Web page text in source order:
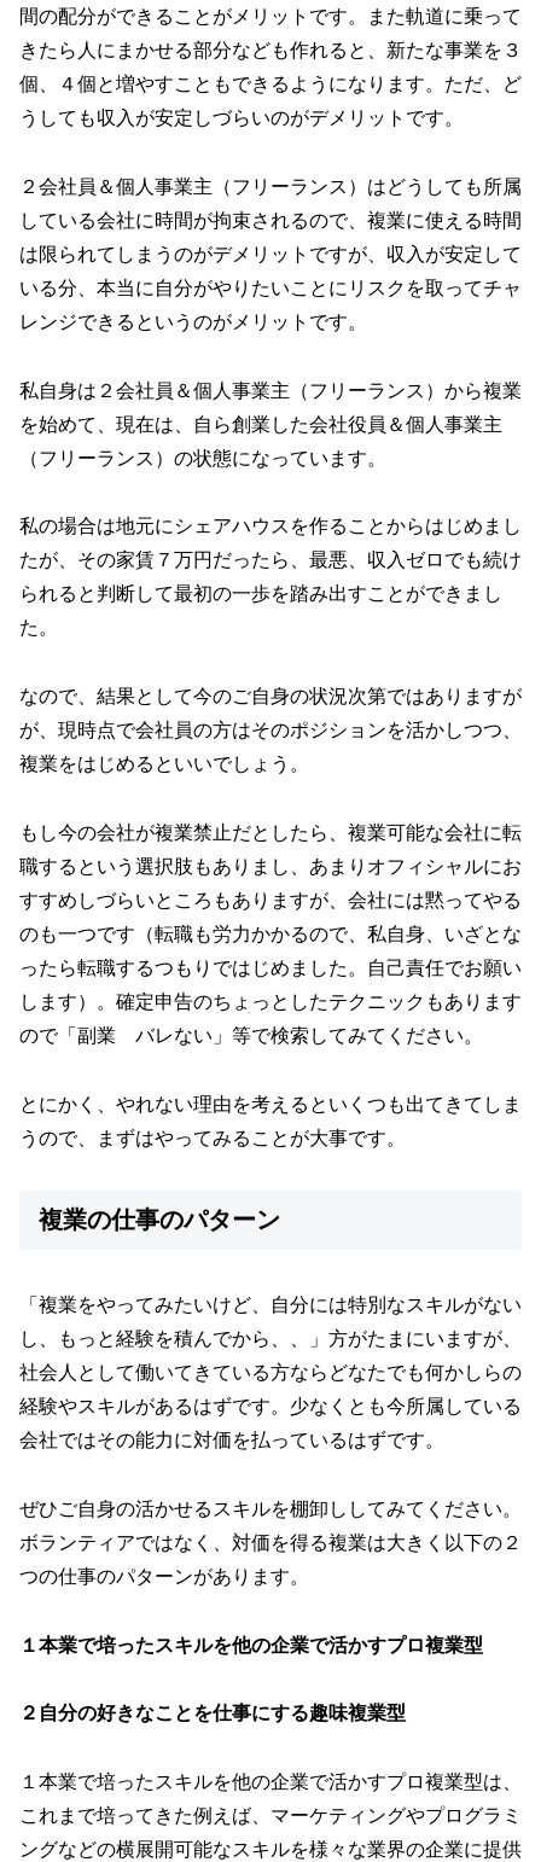
間の配分ができることがメリットです。また軌道に乗って
きたら人にまかせる部分なども作れると、新たな事業を３
個、４個と増やすこともできるようになります。ただ、ど
うしても収入が安定しづらいのがデメリットです。
２会社員＆個人事業主（フリーランス）はどうしても所属
している会社に時間が拘束されるので、複業に使える時間
は限られてしまうのがデメリットですが、収入が安定して
いる分、本当に自分がやりたいことにリスクを取ってチャ
レンジできるというのがメリットです。
私自身は２会社員＆個人事業主（フリーランス）から複業
を始めて、現在は、自ら創業した会社役員＆個人事業主
（フリーランス）の状態になっています。
私の場合は地元にシェアハウスを作ることからはじめまし
たが、その家賃７万円だったら、最悪、収入ゼロでも続け
られると判断して最初の一歩を踏み出すことができまし
た。
なので、結果として今のご自身の状況次第ではありますが
が、現時点で会社員の方はそのポジションを活かしつつ、
複業をはじめるといいでしょう。
もし今の会社が複業禁止だとしたら、複業可能な会社に転
職するという選択肢もありまし、あまりオフィシャルにお
すすめしづらいところもありますが、会社には黙ってやる
のも一つです（転職も労力かかるので、私自身、いざとな
ったら転職するつもりではじめました。自己責任でお願い
します）。確定申告のちょっとしたテクニックもあります
ので「副業 バレない」等で検索してみてください。
とにかく、やれない理由を考えるといくつも出てきてしま
うので、まずはやってみることが大事です。
複業の仕事のパターン
「複業をやってみたいけど、自分には特別なスキルがない
し、もっと経験を積んでから、、」方がたまにいますが、
社会人として働いてきている方ならどなたでも何かしらの
経験やスキルがあるはずです。少なくとも今所属している
会社ではその能力に対価を払っているはずです。
ぜひご自身の活かせるスキルを棚卸ししてみてください。
ボランティアではなく、対価を得る複業は大きく以下の２
つの仕事のパターンがあります。
１本業で培ったスキルを他の企業で活かすプロ複業型
２自分の好きなことを仕事にする趣味複業型
１本業で培ったスキルを他の企業で活かすプロ複業型は、
これまで培ってきた例えば、マーケティングやプログラミ
ングなどの横展開可能なスキルを様々な業界の企業に提供